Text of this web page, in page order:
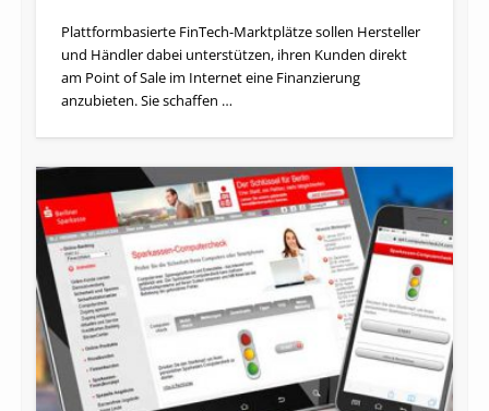
Plattformbasierte FinTech-Marktplätze sollen Hersteller
und Händler dabei unterstützen, ihren Kunden direkt
am Point of Sale im Internet eine Finanzierung
anzubieten. Sie schaffen …